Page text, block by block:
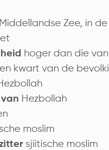
Zee, in
hoger dan die
kwart van de
Hezbollah
moslim
sjiitische moslim